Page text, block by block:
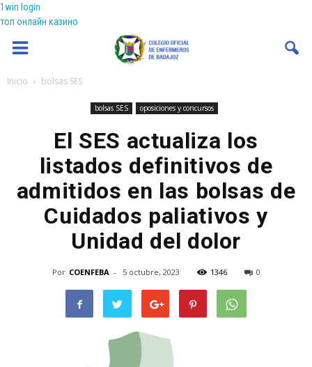
1win login
топ онлайн казино
Coenfeba
Inicio bolsas SES
bolsas SES oposiciones y concursos
El SES actualiza los
listados definitivos de
admitidos en las bolsas de
Cuidados paliativos y
Unidad del dolor
Por COENFEBA - 5 octubre, 2023 1346 0